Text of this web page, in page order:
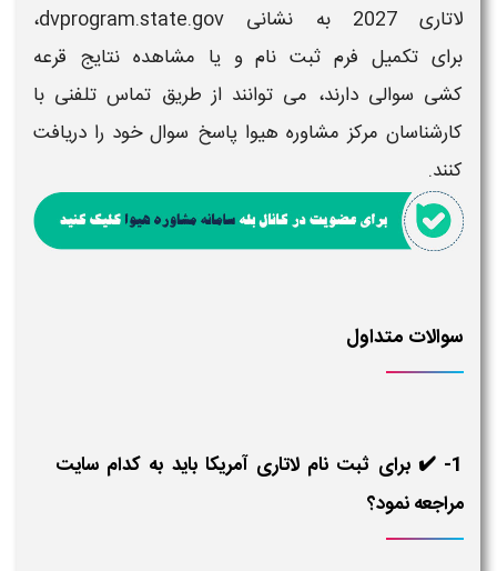
لاتاری 2027
به نشانی
،
برای تکمیل فرم ثبت نامو یا مشاهده نتایج قرعه
کشی سوالی دارند، می توانند از طریق تماس تلفنی با
کارشناسان مرکز مشاوره هیواپاسخ سوال خود را دریافت
کنند.
سوالات متداول
1- ✔️ برای ثبت نام لاتاری آمریکا باید به کدام سایت
مراجعه نمود؟